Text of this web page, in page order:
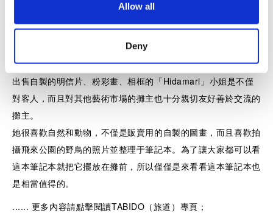
Allow all
Deny
出售自製的明信片、粉彩畫、相框的「Hidamari」小姐是不僅
對客人，而且對其他藝術市場的攤主也十分親切友好善於交流的
攤主。
她很喜歡自然和動物，不僅是販賣用的自製的圖畫，而且喜歡拍
攝飛來公園的野鳥的照片並整理于筆記本。為了讓大家都可以看
這本筆記本就把它擺放在攤前，所以僅僅是來看看這本筆記本也
是相當值得的。
...... 更多內容請點擊閱讀TABIDO（旅道）專頁；